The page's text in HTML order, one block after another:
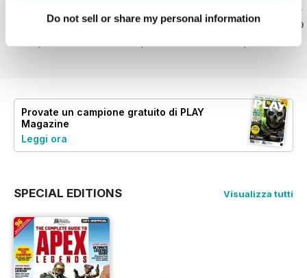
Do not sell or share my personal information
Acquista per€4,99
Acquista per€4,99
September 2024
Acquista per
€4,99
Provate un campione gratuito di PLAY
Magazine
Leggi ora
SPECIAL EDITIONS Visualizza tutti